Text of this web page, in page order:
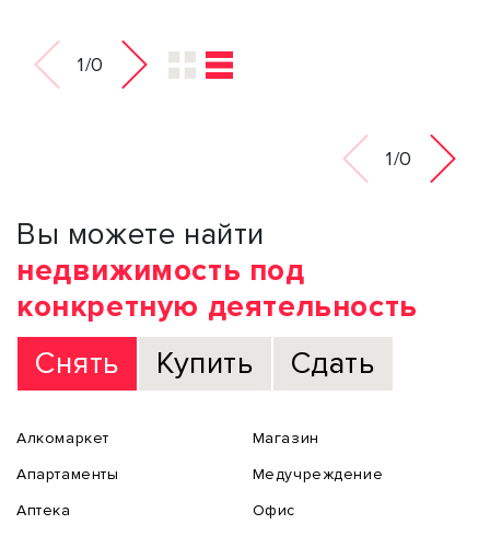
1/0
1/0
Вы можете найти
недвижимость под
конкретную деятельность
Снять
Купить Сдать
Алкомаркет
Апартаменты
Аптека
Магазин
Медучреждение
Офис